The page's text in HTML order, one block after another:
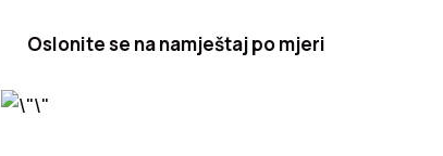
Oslonite se na namještaj po mjeri